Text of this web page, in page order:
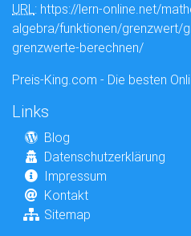
URL: https://lern-online.net/
algebra/funktionen/grenzwert/
grenzwerte-berechnen/
Preis-King.com - Die besten
Links
Blog
Datenschutzerklärung
Impressum
Kontakt
Sitemap